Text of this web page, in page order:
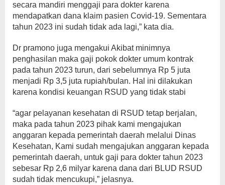
secara mandiri menggaji para dokter karena
mendapatkan dana klaim pasien Covid-19. Sementara
tahun 2023 ini sudah tidak ada lagi,” kata dia.
Dr pramono juga mengakui Akibat minimnya
penghasilan maka gaji pokok dokter umum kontrak
pada tahun 2023 turun, dari sebelumnya Rp 5 juta
menjadi Rp 3,5 juta rupiah/bulan. Hal ini dilakukan
karena kondisi keuangan RSUD yang tidak stabi
“agar pelayanan kesehatan di RSUD tetap berjalan,
maka pada tahun 2023 pihak kami mengajukan
anggaran kepada pemerintah daerah melalui Dinas
Kesehatan, Kami sudah mengajukan anggaran kepada
pemerintah daerah, untuk gaji para dokter tahun 2023
sebesar Rp 2,6 milyar karena dana dari BLUD RSUD
sudah tidak mencukupi,” jelasnya.